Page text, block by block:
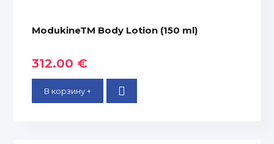
ModukineTM Body Lotion (150 ml)
312.00 €
В корзину +